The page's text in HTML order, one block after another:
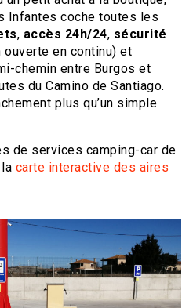
Infantes coche toutes les
, accès 24h/24, sécurité
en continu) et
chemin entre Burgos et
du Camino de Santiago.
plus qu’un simple
de services camping-car de
carte interactive des aires